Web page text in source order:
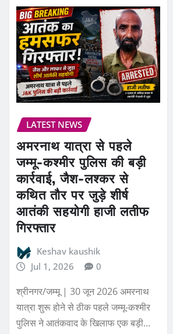
LATEST NEWS
अमरनाथ यात्रा से पहले
जम्मू-कश्मीर पुलिस की बड़ी
कार्रवाई, जैश-लश्कर से
कथित तौर पर जुड़े शीर्ष
आतंकी सहयोगी हाजी लतीफ
गिरफ्तार
Keshav kaushik
Jul 1, 2026
0
श्रीनगर/जम्मू | 30 जून 2026 अमरनाथ
यात्रा शुरू होने से ठीक पहले जम्मू-कश्मीर
पुलिस ने आतंकवाद के खिलाफ एक बड़ी…